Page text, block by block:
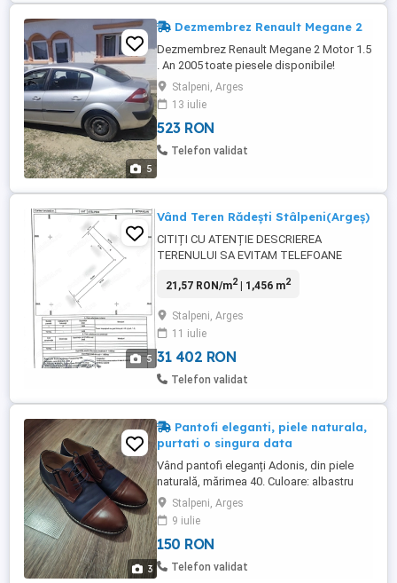
5
Dezmembrez Renault Megane 2
Dezmembrez Renault Megane 2 Motor 1.5
. An 2005 toate piesele disponibile!
Stalpeni, Arges
13 iulie
523 RON
Telefon validat
5
Vând Teren Rădești Stâlpeni(Argeș)
CITIȚI CU ATENȚIE DESCRIEREA
TERENULUI SA EVITAM TELEFOANE
teren in Stâlpeni sat Rădești(28km până la
multă verdeață 1456mp deschidere 7,75 și
se lățește până la 10,14 . Este ușor în
pantă necesită îndreptat iar parte unde ...
21,57 RON/m2| 1,456 m2
Stalpeni, Arges
11 iulie
31 402 RON
Telefon validat
3
Pantofi eleganti, piele naturala,
purtati o singura data
Vând pantofi eleganți Adonis, din piele
naturală, mărimea 40. Culoare: albastru
închis cu maro. Au fost purtați o singură
dată la un eveniment și sunt în stare
excelentă, fără defecte. Ideali pentru
costum, nuntă, banchet, botez sau alte
evenimente elegante.
Stalpeni, Arges
9 iulie
150 RON
Telefon validat